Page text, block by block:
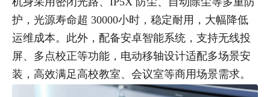
护，光源寿命超 30000小时，稳定耐用，大幅降低
运维成本。此外，配备安卓智能系统，支持无线投
屏、多点校正等功能，电动移轴设计适配多场景安
装，高效满足高校教室、会议室等商用场景需求。